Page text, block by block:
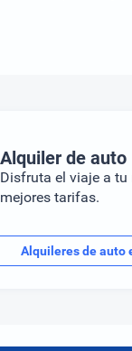
Alquiler de auto
Disfruta el viaje a
mejores tarifas.
Alquileres de auto